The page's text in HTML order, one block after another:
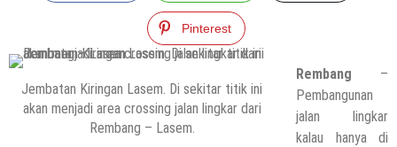
Pinterest
Jembatan Kiringan Lasem. Di sekitar titik ini
akan menjadi area crossing jalan lingkar dari
Rembang – Lasem.
Rembang –
Pembangunan
jalan lingkar
kalau hanya di